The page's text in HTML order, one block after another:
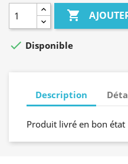

 Disponible
Description
Produit livré en bon état